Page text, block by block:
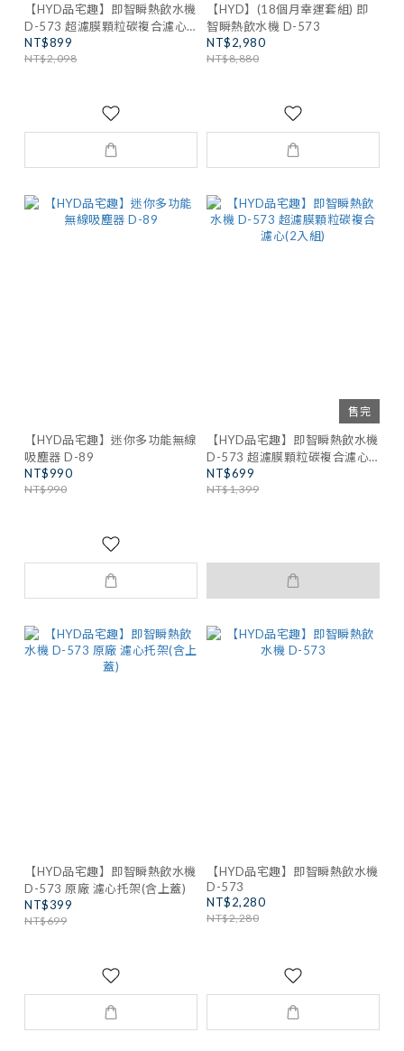
【HYD品宅趣】即智瞬熱飲水機
D-573 超濾膜顆粒碳複合濾心
(2入組)+濾心托架(含上蓋)
NT$899
NT$2,098
【HYD】(18個月幸運套組) 即
智瞬熱飲水機 D-573
NT$2,980
NT$8,880
【HYD品宅趣】迷你多功能無線
吸塵器 D-89
NT$990
NT$990
售完
【HYD品宅趣】即智瞬熱飲水機
D-573 超濾膜顆粒碳複合濾心
(2入組)
NT$699
NT$1,399
【HYD品宅趣】即智瞬熱飲水機
D-573 原廠 濾心托架(含上蓋)
NT$399
NT$699
【HYD品宅趣】即智瞬熱飲水機
D-573
NT$2,280
NT$2,280